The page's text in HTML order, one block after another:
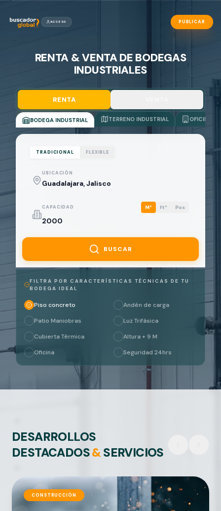
ACCESO PUBLICAR
RENTA & VENTA DE BODEGAS
INDUSTRIALES
RENTA
BODEGA INDUSTRIAL TERRENO INDUSTRIAL OFICINAS
TRADICIONAL FLEXIBLE
UBICACIÓN
CAPACIDAD M² ft² Pos
BUSCAR
FILTRA POR CARACTERÍSTICAS TÉCNICAS DE TU
BODEGA IDEAL
Piso concreto
Andén de carga
Patio Maniobras
Luz Trifásica
Cubierta Térmica
Altura + 9 M
Oficina
Seguridad 24hrs
DESARROLLOS
DESTACADOS&SERVICIOS
CONSTRUCCIÓN